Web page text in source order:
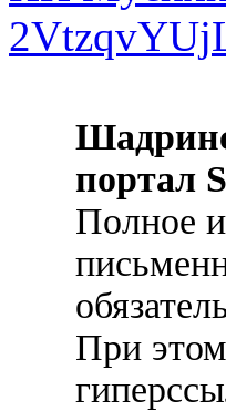
портал
Полное
При